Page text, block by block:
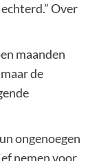
Over
maanden
de
ongenoegen
nemen voor